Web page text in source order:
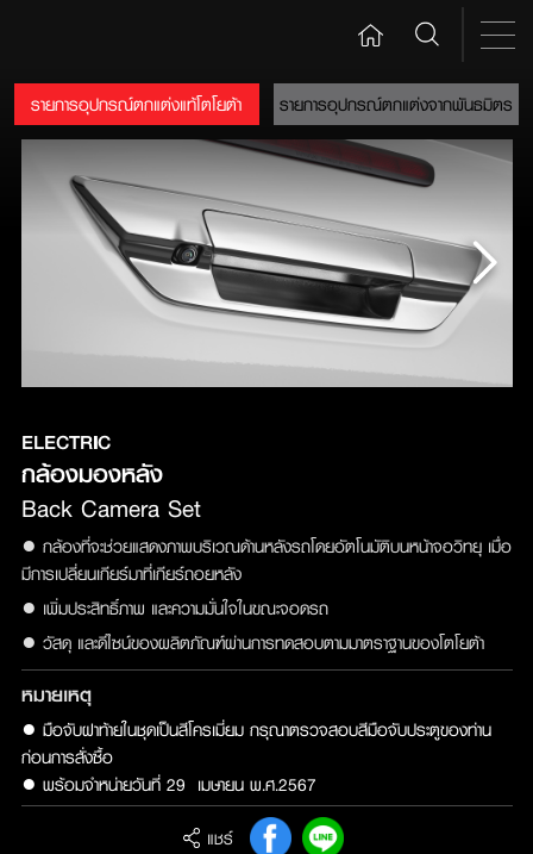
รายการอุปกรณ์ตกแต่งแท้โตโยต้า รายการอุปกรณ์ตกแต่งจากพันธมิตร
ELECTRIC
กล้องมองหลัง
Back Camera Set
● กล้องที่จะช่วยแสดงภาพบริเวณด้านหลังรถโดยอัตโนมัติบนหน้าจอวิทยุ เมื่อ
มีการเปลี่ยนเกียร์มาที่เกียร์ถอยหลัง
● เพิ่มประสิทธิ์ภาพ และความมั่นใจในขณะจอดรถ
● วัสดุ และดีไซน์ของผลิตภัณฑ์ผ่านการทดสอบตามมาตราฐานของโตโยต้า
หมายเหตุ
● มือจับฝาท้ายในชุดเป็นสีโครเมี่ยม กรุณาตรวจสอบสีมือจับประตูของท่าน
ก่อนการสั่งซื้อ
● พร้อมจำหน่ายวันที่ 29  เมษายน พ.ศ.2567
แชร์